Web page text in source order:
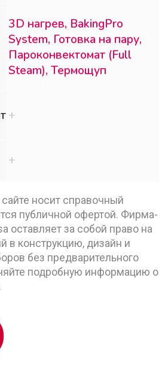
3D нагрев, BakingPro
System, Готовка на пару,
Пароконвектомат (Full
Steam), Термощуп
+
+
носит справочный
публичной офертой. Фирма-
оставляет за собой право на
в конструкцию, дизайн и
без предварительного
подробную информацию о